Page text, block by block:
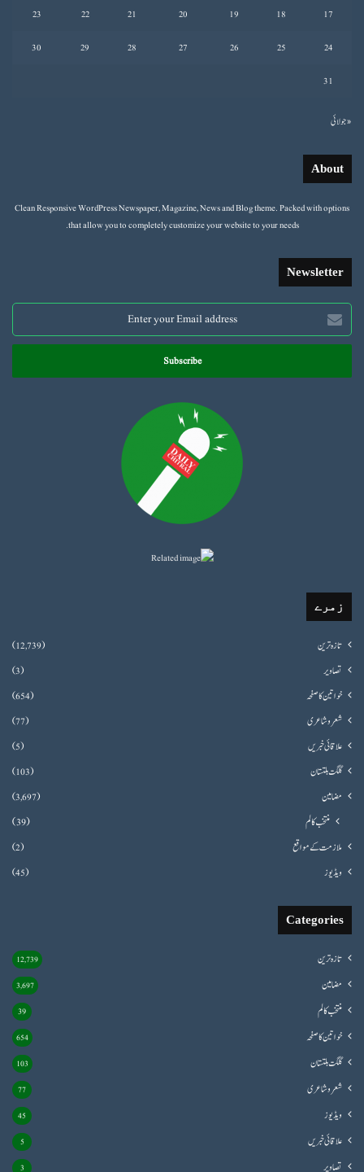
17
18
19
20
21
22
23
24
25
26
27
28
29
30
31
« جولائی
About
Clean Responsive WordPress Newspaper, Magazine, News and Blog theme. Packed with options
that allow you to completely customize your website to your needs.
Newsletter
Enter
your
Email
زمرے
تازہ ترین
(12,739)
تصاویر
(3)
خواتین کا صفحہ
(654)
شعروشاعری
(77)
علاقائی خبریں
(5)
گلگت بلتستان
(103)
مضامین
(3,697)
منتخب کالم (39)
ملازمت کے مواقع
(2)
ویڈیوز
(45)
Categories
تازہ ترین 12,739
مضامین 3,697
منتخب کالم 39
خواتین کا صفحہ 654
گلگت بلتستان 103
شعروشاعری 77
ویڈیوز 45
علاقائی خبریں 5
تصاویر 3